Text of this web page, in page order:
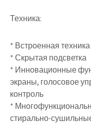
Техника:
* Встроенная
* Скрытая подсветка
* Инновационные
экраны, голосовое
контроль
*
стирально-